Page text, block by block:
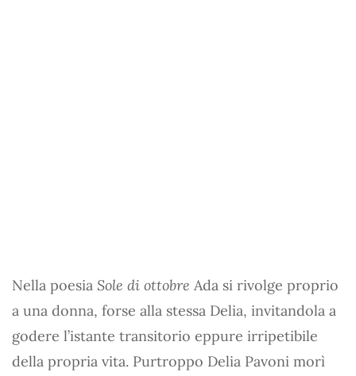
Nella poesia Sole di ottobre Ada si rivolge proprio
a una donna, forse alla stessa Delia, invitandola a
godere l’istante transitorio eppure irripetibile
della propria vita. Purtroppo Delia Pavoni morì